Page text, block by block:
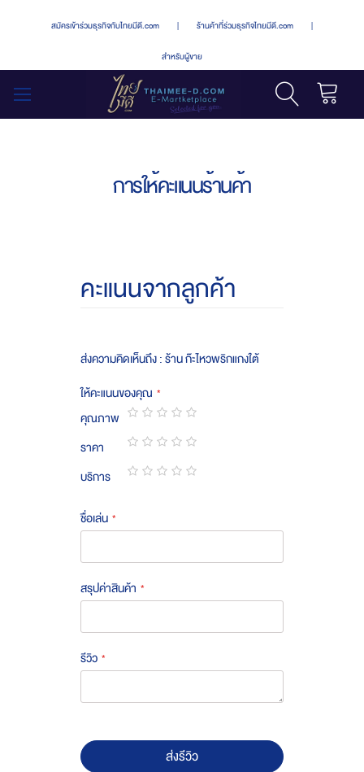
สมัครเข้าร่วมธุรกิจกับไทยมีดี.com | ร้านค้าที่ร่วมธุรกิจไทยมีดี.com |
สำหรับผู้ขาย
การให้คะแนนร้านค้า
คะแนนจากลูกค้า
ส่งความคิดเห็นถึง : ร้าน ก๊ะไหวพริกแกงใต้
ให้คะแนนของคุณ
คุณภาพ
1
star
2
stars
3
stars
4
stars
5
stars
ราคา
1
star
2
stars
3
stars
4
stars
5
stars
บริการ
ชื่อเล่น
สรุปค่าสินค้า
รีวิว
ส่งรีวิว